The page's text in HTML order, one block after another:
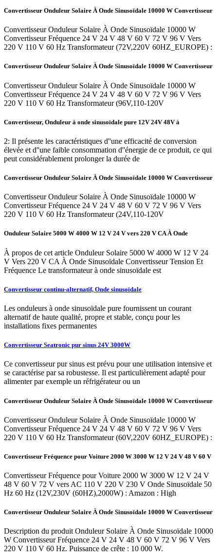
Convertisseur Onduleur Solaire À Onde Sinusoïdale 10000 W Convertisseur
Convertisseur Onduleur Solaire À Onde Sinusoïdale 10000 W
Convertisseur Fréquence 24 V 24 V 48 V 60 V 72 V 96 V Vers
220 V 110 V 60 Hz Transformateur (72V,220V 60HZ_EUROPE) :
Convertisseur Onduleur Solaire À Onde Sinusoïdale 10000 W Convertisseur
Convertisseur Onduleur Solaire À Onde Sinusoïdale 10000 W
Convertisseur Fréquence 24 V 24 V 48 V 60 V 72 V 96 V Vers
220 V 110 V 60 Hz Transformateur (96V,110-120V
Convertisseur, Onduleur à onde sinusoïdale pure 12V 24V 48V à
2: Il présente les caractéristiques d''une efficacité de conversion
élevée et d''une faible consommation d''énergie de ce produit, ce qui
peut considérablement prolonger la durée de
Convertisseur Onduleur Solaire À Onde Sinusoïdale 10000 W Convertisseur
Convertisseur Onduleur Solaire À Onde Sinusoïdale 10000 W
Convertisseur Fréquence 24 V 24 V 48 V 60 V 72 V 96 V Vers
220 V 110 V 60 Hz Transformateur (24V,110-120V
Onduleur Solaire 5000 W 4000 W 12 V 24 V vers 220 V CA À Onde
À propos de cet article Onduleur Solaire 5000 W 4000 W 12 V 24
V Vers 220 V CA À Onde Sinusoïdale Convertisseur Tension Et
Fréquence Le transformateur à onde sinusoïdale est
Convertisseur continu-alternatif, Onde sinusoïdale
Les onduleurs à onde sinusoïdale pure fournissent un courant
alternatif de haute qualité, propre et stable, conçu pour les
installations fixes permanentes
Convertisseur Seatronic pur sinus 24V 3000W
Ce convertisseur pur sinus est prévu pour une utilisation intensive et
se caractérise par sa robustesse. Il est particulièrement adapté pour
alimenter par exemple un réfrigérateur ou un
Convertisseur Onduleur Solaire À Onde Sinusoïdale 10000 W Convertisseur
Convertisseur Onduleur Solaire À Onde Sinusoïdale 10000 W
Convertisseur Fréquence 24 V 24 V 48 V 60 V 72 V 96 V Vers
220 V 110 V 60 Hz Transformateur (60V,220V 60HZ_EUROPE) :
Convertisseur Fréquence pour Voiture 2000 W 3000 W 12 V 24 V 48 V 60 V
Convertisseur Fréquence pour Voiture 2000 W 3000 W 12 V 24 V
48 V 60 V 72 V vers AC 110 V 220 V 230 V Onde Sinusoïdale 50
Hz 60 Hz (12V,230V (60HZ),2000W) : Amazon : High
Convertisseur Onduleur Solaire À Onde Sinusoïdale 10000 W Convertisseur
Description du produit Onduleur Solaire À Onde Sinusoïdale 10000
W Convertisseur Fréquence 24 V 24 V 48 V 60 V 72 V 96 V Vers
220 V 110 V 60 Hz. Puissance de crête : 10 000 W.